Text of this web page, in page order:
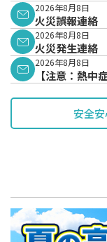
2026年8月8日
火災誤報連絡
2026年8月8日
火災発生連絡
2026年8月8日
【注意：熱中
安全